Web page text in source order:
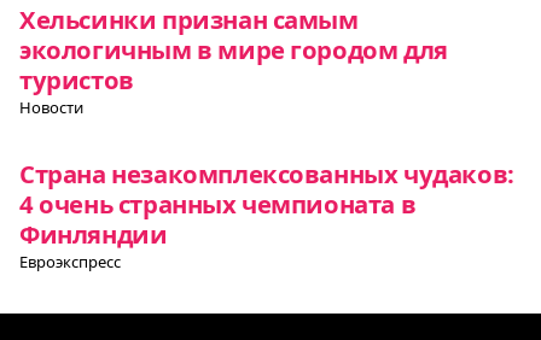
Хельсинки признан самым
экологичным в мире городом для
туристов
Новости
Страна незакомплексованных чудаков:
4 очень странных чемпионата в
Финляндии
Евроэкспресс